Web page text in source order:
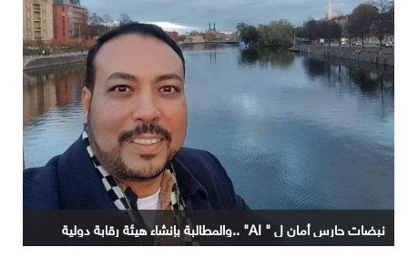
نبضات حارس أمان ل " AI" ..والمطالبة بإنشاء هيئة رقابة دولية